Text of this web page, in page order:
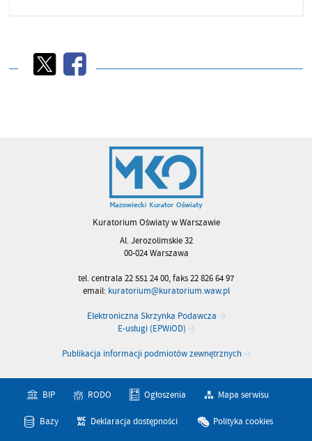
Kuratorium Oświaty w Warszawie
Al. Jerozolimskie 32
00-024 Warszawa
tel. centrala 22 551 24 00, faks 22 826 64 97
email: kuratorium@kuratorium.waw.pl
Elektroniczna Skrzynka Podawcza
E-usługi (EPWiOD)
Publikacja informacji podmiotów zewnętrznych
BIP RODO Ogłoszenia Mapa serwisu
Bazy Deklaracja dostępności Polityka cookies